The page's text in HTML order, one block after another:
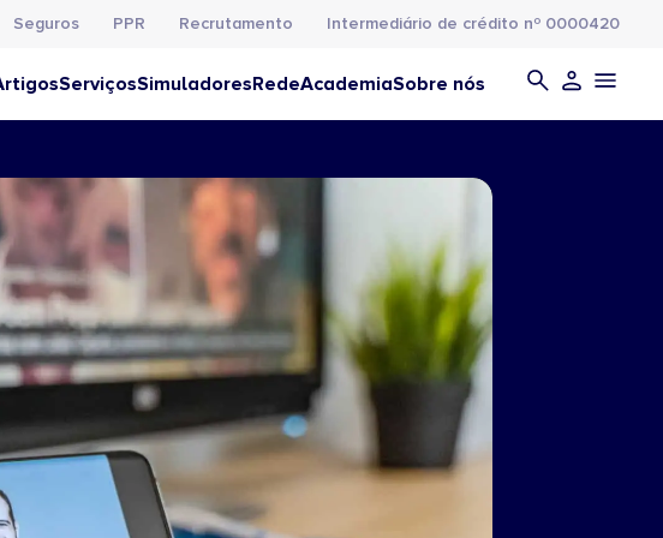
Seguros PPR Recrutamento Intermediário de crédito nº 0000420
ServiçosSimuladoresRedeAcademiaSobre nós